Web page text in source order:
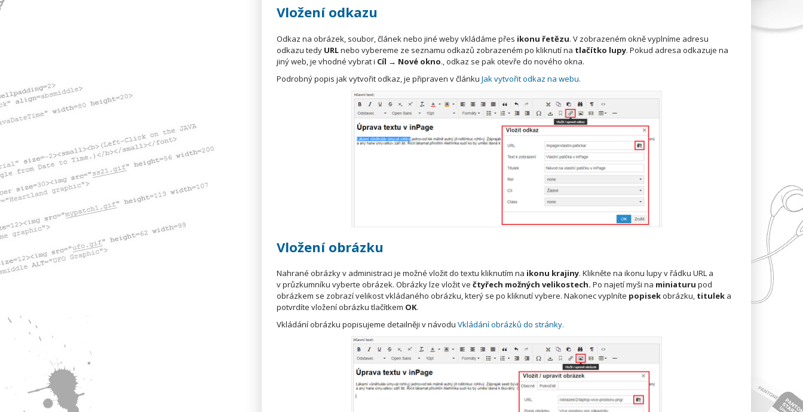
Vložení odkazu
Odkaz na obrázek, soubor, článek nebo jiné weby vkládáme přes ikonu řetězu. V zobrazeném okně vyplníme adresu
odkazu tedy URLnebo vybereme ze seznamu odkazů zobrazeném po kliknutí na tlačítko lupy. Pokud adresa odkazuje na
jiný web, je vhodné vybrat i Cíl → Nové okno., odkaz se pak otevře do nového okna.
Podrobný popis jak vytvořit odkaz, je připraven v článku Jak vytvořit odkaz na webu.
Vložení obrázku
Nahrané obrázky v administraci je možné vložit do textu kliknutím na ikonu krajiny. Klikněte na ikonu lupy v řádku URL a
v průzkumníku vyberte obrázek. Obrázky lze vložit ve čtyřech možných velikostech. Po najetí myši na miniaturu pod
obrázkem se zobrazí velikost vkládaného obrázku, který se po kliknutí vybere. Nakonec vyplníte popisekobrázku, titulek a
potvrdíte vložení obrázku tlačítkem OK.
Vkládání obrázku popisujeme detailněji v návodu Vkládání obrázků do stránky.